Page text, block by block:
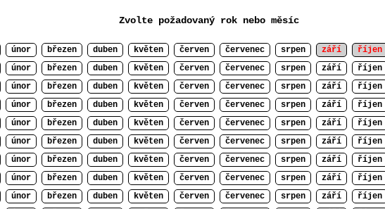
Zvolte požadovaný rok nebo měsíc
únor březen duben květen červen červenec srpen září říjen
únor březen duben květen červen červenec srpen září říjen
únor březen duben květen červen červenec srpen září říjen
únor březen duben květen červen červenec srpen září říjen
únor březen duben květen červen červenec srpen září říjen
únor březen duben květen červen červenec srpen září říjen
únor březen duben květen červen červenec srpen září říjen
únor březen duben květen červen červenec srpen září říjen
únor březen duben květen červen červenec srpen září říjen